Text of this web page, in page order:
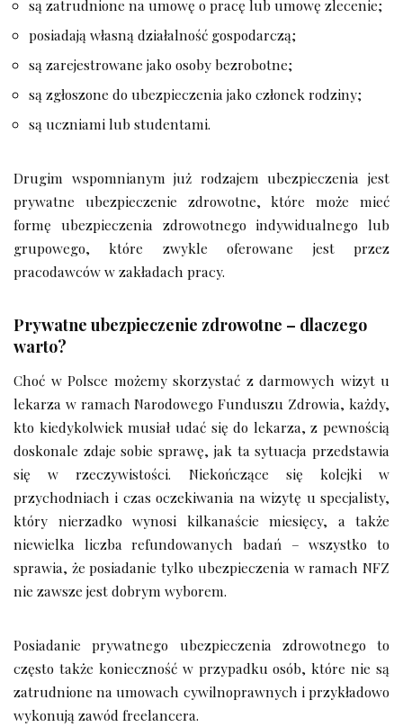
są zatrudnione na umowę o pracę lub umowę zlecenie;
posiadają własną działalność gospodarczą;
są zarejestrowane jako osoby bezrobotne;
są zgłoszone do ubezpieczenia jako członek rodziny;
są uczniami lub studentami.
Drugim wspomnianym już rodzajem ubezpieczenia jest
prywatne ubezpieczenie zdrowotne, które może mieć
formę ubezpieczenia zdrowotnego indywidualnego lub
grupowego, które zwykle oferowane jest przez
pracodawców w zakładach pracy.
Prywatne ubezpieczenie zdrowotne – dlaczego
warto?
Choć w Polsce możemy skorzystać z darmowych wizyt u
lekarza w ramach Narodowego Funduszu Zdrowia, każdy,
kto kiedykolwiek musiał udać się do lekarza, z pewnością
doskonale zdaje sobie sprawę, jak ta sytuacja przedstawia
się w rzeczywistości. Niekończące się kolejki w
przychodniach i czas oczekiwania na wizytę u specjalisty,
który nierzadko wynosi kilkanaście miesięcy, a także
niewielka liczba refundowanych badań – wszystko to
sprawia, że posiadanie tylko ubezpieczenia w ramach NFZ
nie zawsze jest dobrym wyborem.
Posiadanie prywatnego ubezpieczenia zdrowotnego to
często także konieczność w przypadku osób, które nie są
zatrudnione na umowach cywilnoprawnych i przykładowo
wykonują zawód freelancera.